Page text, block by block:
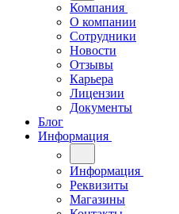
Компания
О компании
Сотрудники
Новости
Отзывы
Карьера
Лицензии
Документы
Блог
Информация
Информация
Реквизиты
Магазины